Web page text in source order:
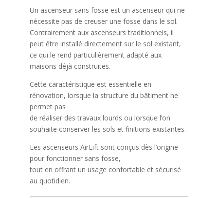
Un ascenseur sans fosse est un ascenseur qui ne
nécessite pas de creuser une fosse dans le sol.
Contrairement aux ascenseurs traditionnels, il
peut être installé directement sur le sol existant,
ce qui le rend particulièrement adapté aux
maisons déjà construites.
Cette caractéristique est essentielle en
rénovation, lorsque la structure du bâtiment ne
permet pas
de réaliser des travaux lourds ou lorsque l’on
souhaite conserver les sols et finitions existantes.
Les ascenseurs AirLift sont conçus dès l’origine
pour fonctionner sans fosse,
tout en offrant un usage confortable et sécurisé
au quotidien.